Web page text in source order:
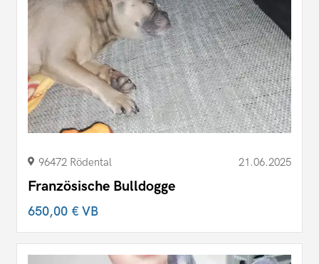
96472 Rödental 21.06.2025
Französische Bulldogge
650,00 €VB